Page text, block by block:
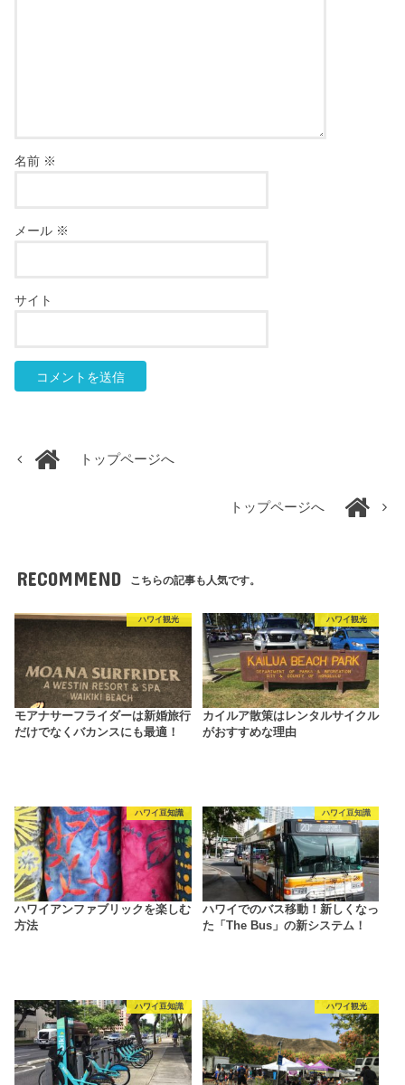
名前 ※
メール ※
サイト
トップページへ
トップページへ
RECOMMEND こちらの記事も人気です。
ハワイ観光
モアナサーフライダーは新婚旅行
だけでなくバカンスにも最適！
ハワイ観光
カイルア散策はレンタルサイクル
がおすすめな理由
ハワイ豆知識
ハワイアンファブリックを楽しむ
方法
ハワイ豆知識
ハワイでのバス移動！新しくなっ
た「The Bus」の新システム！
ハワイ豆知識 ハワイ観光